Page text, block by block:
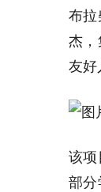
布拉
杰，
友好
该项
部分